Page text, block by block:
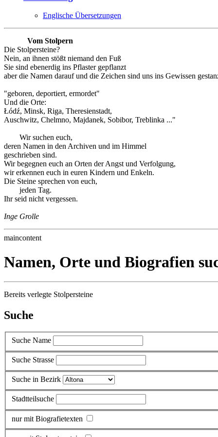
Englische Übersetzungen
Vom Stolpern
Die Stolpersteine?
Nein, an ihnen stößt niemand den Fuß
Sie sind ebenerdig ins Pflaster gepflanzt
aber die Namen darauf und die Zeichen sind uns ins Gewissen
"geboren, deportiert, ermordet"
Und die Orte:
Łódź, Minsk, Riga, Theresienstadt,
Auschwitz, Chelmno, Majdanek, Sobibor, Treblinka ..."
Wir suchen euch,
deren Namen in den Archiven und im Himmel
geschrieben sind.
Wir begegnen euch an Orten der Angst und Verfolgung,
wir erkennen euch in euren Kindern und Enkeln.
Die Steine sprechen von euch,
jeden Tag.
Ihr seid nicht vergessen.
Inge Grolle
maincontent
Namen, Orte und Biografien
Bereits verlegte Stolpersteine
Suche
Suche Name
Suche Strasse
Suche in Bezirk
Stadtteilsuche
nur mit Biografietexten